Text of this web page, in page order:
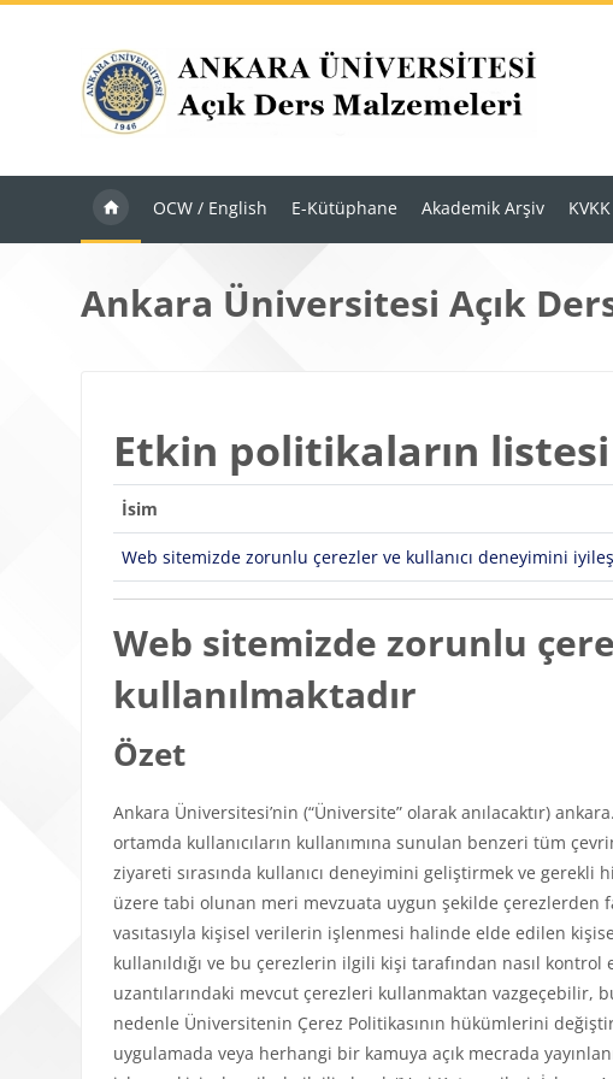
OCW / English E-Kütüphane Akademik Arşiv KVKK
Ankara Üniversitesi Açık
Etkin politikaların listesi
İsim
Web sitemizde zorunlu çerezler ve kullanıcı deneyimini
Web sitemizde zorunlu
kullanılmaktadır
Özet
Ankara Üniversitesi’nin (“Üniversite” olarak anılacaktır)
ortamda kullanıcıların kullanımına sunulan benzeri tüm
ziyareti sırasında kullanıcı deneyimini geliştirmek ve gerekli
üzere tabi olunan meri mevzuata uygun şekilde çerezlerden
vasıtasıyla kişisel verilerin işlenmesi halinde elde edilen
kullanıldığı ve bu çerezlerin ilgili kişi tarafından nasıl
uzantılarındaki mevcut çerezleri kullanmaktan vazgeçebilir,
nedenle Üniversitenin Çerez Politikasının hükümlerini
uygulamada veya herhangi bir kamuya açık mecrada